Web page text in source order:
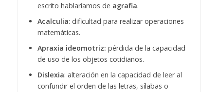
escrito hablaríamos de agrafia.
Acalculia: dificultad para realizar operaciones
matemáticas.
Apraxia ideomotriz: pérdida de la capacidad
de uso de los objetos cotidianos.
Dislexia: alteración en la capacidad de leer al
confundir el orden de las letras, sílabas o